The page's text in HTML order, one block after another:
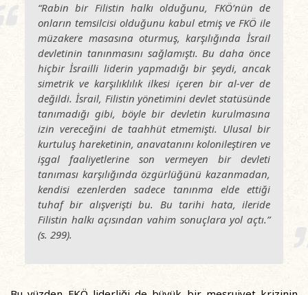
“Rabin bir Filistin halkı olduğunu, FKÖ’nün de
onların temsilcisi olduğunu kabul etmiş ve FKÖ ile
müzakere masasına oturmuş, karşılığında İsrail
devletinin tanınmasını sağlamıştı. Bu daha önce
hiçbir İsrailli liderin yapmadığı bir şeydi, ancak
simetrik ve karşılıklılık ilkesi içeren bir al-ver de
değildi. İsrail, Filistin yönetimini devlet statüsünde
tanımadığı gibi, böyle bir devletin kurulmasına
izin vereceğini de taahhüt etmemişti. Ulusal bir
kurtuluş hareketinin, anavatanını kolonileştiren ve
işgal faaliyetlerine son vermeyen bir devleti
tanıması karşılığında özgürlüğünü kazanmadan,
kendisi ezenlerden sadece tanınma elde ettiği
tuhaf bir alışverişti bu. Bu tarihi hata, ileride
Filistin halkı açısından vahim sonuçlara yol açtı.”
(s. 299).